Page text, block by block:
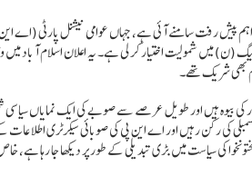
اہم پیش رفت سامنے آئی ہے، جہاں عوامی نیشنل پارٹی (اے
(ن) میں شمولیت اختیار کر لی ہے۔ یہ اعلان اسلام آباد
بھی شریک تھے۔
اسمبلی کی رکن رہیں اور اے این پی کی صوبائی سیکرٹری
کی سیاست میں بڑی تبدیلی کے طور پر دیکھا جا رہا